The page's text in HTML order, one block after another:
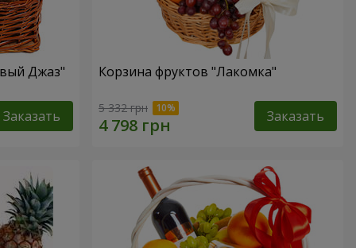
Джаз"
Заказать
Корзина фруктов "Лакомка"
5 332 грн Заказать